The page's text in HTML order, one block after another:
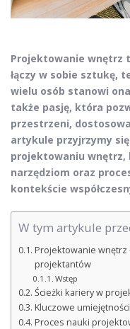
Projektowanie wnętrz
łączy w sobie sztukę,
wielu osób stanowi
także pasję, która
przestrzeni,
artykule przyjrzymy
projektowaniu wnętrz,
narzędziom oraz
kontekście
W tym artykule
Projektowanie wnętrz
projektantów
Wstęp
Ścieżki kariery w
Kluczowe
Proces nauki